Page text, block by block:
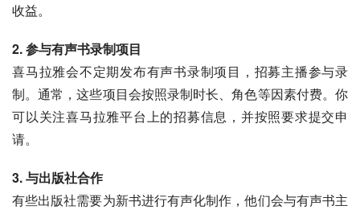
收益。
2. 参与有声书录制项目
喜马拉雅会不定期发布有声书录制项目，招募主播参与录
制。通常，这些项目会按照录制时长、角色等因素付费。你
可以关注喜马拉雅平台上的招募信息，并按照要求提交申
请。
3. 与出版社合作
有些出版社需要为新书进行有声化制作，他们会与有声书主